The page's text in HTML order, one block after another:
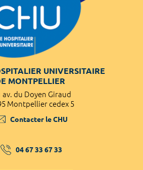
UNIVERSITAIRE
MONTPELLIER
av. du Doyen Giraud
Montpellier cedex 5
Contacter le CHU
04 67 33 67 33